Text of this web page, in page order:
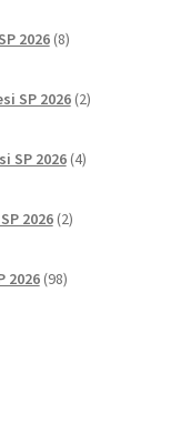
2026 8izdelkov
SP 2026 2izdelka
SP 2026 4izdelki
2026 2izdelka
2026 98izdelkov